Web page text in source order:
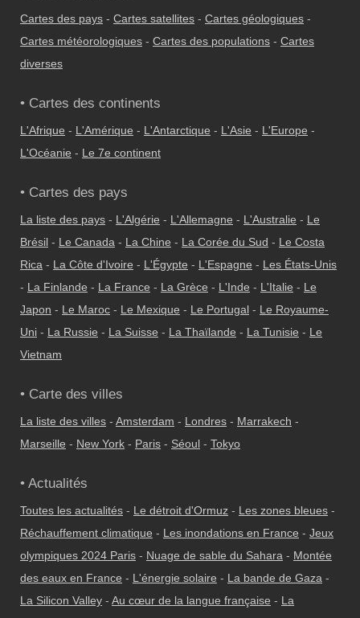
Cartes des pays - Cartes satellites - Cartes géologiques -
Cartes météorologiques - Cartes des populations - Cartes
diverses
• Cartes des continents
L'Afrique - L'Amérique - L'Antarctique - L'Asie - L'Europe -
L'Océanie - Le 7e continent
• Cartes des pays
La liste des pays - L'Algérie - L'Allemagne - L'Australie - Le
Brésil - Le Canada - La Chine - La Corée du Sud - Le Costa
Rica - La Côte d'Ivoire - L'Égypte - L'Espagne - Les États-Unis
- La Finlande - La France - La Grèce - L'Inde - L'Italie - Le
Japon - Le Maroc - Le Mexique - Le Portugal - Le Royaume-
Uni - La Russie - La Suisse - La Thaïlande - La Tunisie - Le
Vietnam
• Carte des villes
La liste des villes - Amsterdam - Londres - Marrakech -
Marseille - New York - Paris - Séoul - Tokyo
• Actualités
Toutes les actualités - Le détroit d'Ormuz - Les zones bleues -
Réchauffement climatique - Les inondations en France - Jeux
olympiques 2024 Paris - Nuage de sable du Sahara - Montée
des eaux en France - L'énergie solaire - La bande de Gaza -
La Silicon Valley - Au cœur de la langue française - La